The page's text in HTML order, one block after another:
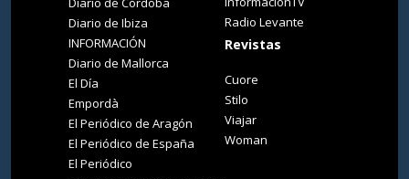
Diario de Ibiza
INFORMACIÓN
Diario de Mallorca
El Día
Empordà
El Periódico de Aragón
El Periódico de España
El Periódico
Radio Levante
Revistas
Cuore
Stilo
Viajar
Woman